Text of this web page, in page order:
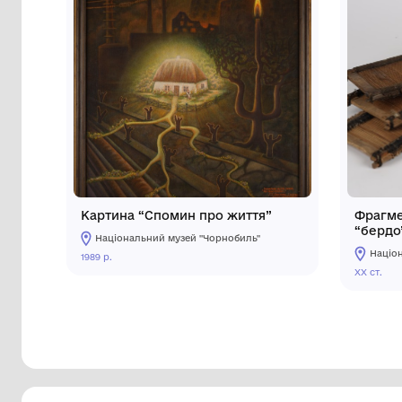
Інші предмети